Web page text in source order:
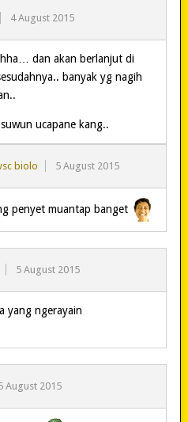
4 August 2015
dan akan berlanjut di
banyak yg nagih
ucapane kang..
biolo 5 August 2015
penyet muantap banget
5 August 2015
yang ngerayain
August 2015